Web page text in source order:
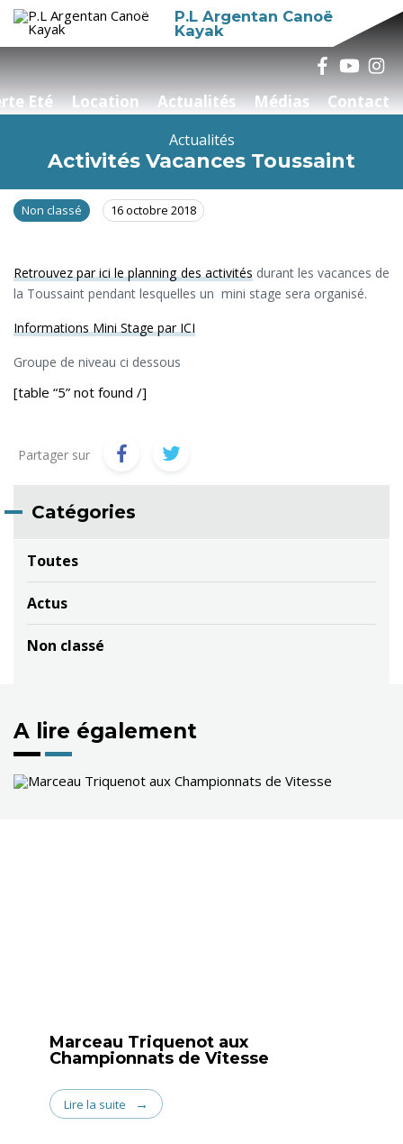
P.L Argentan Canoë
Kayak
Eté Location Actualités Médias Contact
Actualités
Activités Vacances Toussaint
Non classé 16 octobre 2018
Retrouvez par ici le planning des activitésdurant les vacances de
la Toussaint pendant lesquelles un mini stage sera organisé.
Informations Mini Stage par ICI
Groupe de niveau ci dessous
[table “5” not found /]
Partager sur
Catégories
Toutes
Actus
Non classé
A lire également
Marceau Triquenot aux
Championnats de Vitesse
Lire la suite